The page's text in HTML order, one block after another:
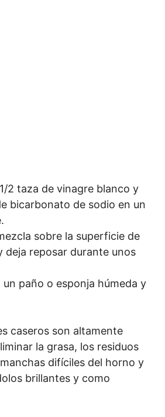
2 taza de vinagre blanco y
bicarbonato de sodio en un
sobre la superficie de
deja reposar durante unos
paño o esponja húmeda y
caseros son altamente
la grasa, los residuos
difíciles del horno y
brillantes y como